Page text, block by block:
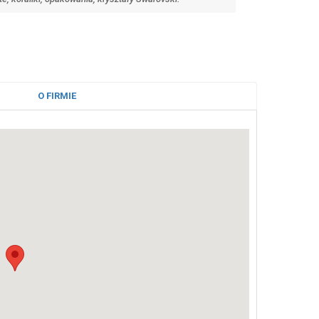
O FIRMIE